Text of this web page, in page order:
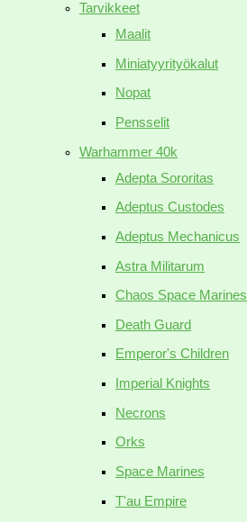
Tarvikkeet
Maalit
Miniatyyrityökalut
Nopat
Pensselit
Warhammer 40k
Adepta Sororitas
Adeptus Custodes
Adeptus Mechanicus
Astra Militarum
Chaos Space Marines
Death Guard
Emperor's Children
Imperial Knights
Necrons
Orks
Space Marines
T'au Empire